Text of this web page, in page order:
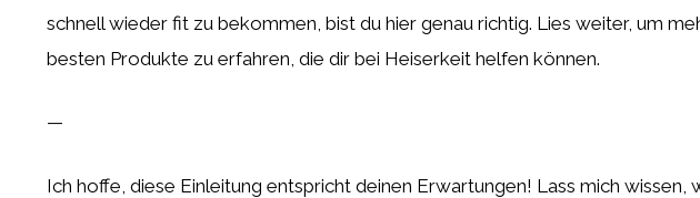
schnell wieder fit zu bekommen, bist du hier genau richtig. Lies weiter, um
besten Produkte zu erfahren, die dir bei Heiserkeit helfen können.
—
Ich hoffe, diese Einleitung entspricht deinen Erwartungen! Lass mich wissen,